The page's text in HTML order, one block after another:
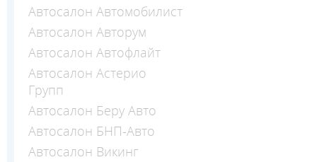
Автосалон Автомобилист
Автосалон Авторум
Автосалон Автофлайт
Автосалон Астерио
Групп
Автосалон Беру Авто
Автосалон БНП-Авто
Автосалон Викинг